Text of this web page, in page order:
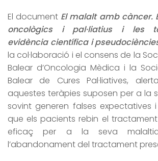
El document El malalt amb càncer.
oncològics i pal·liatius i les
evidència científica i
la col·laboració i el consens de la
Balear d’Oncologia Mèdica i la
Balear de Cures Pal·liatives,
aquestes teràpies suposen per a la
sovint generen falses expectatives
que els pacients rebin el
eficaç per a la seva
l’abandonament del tractament